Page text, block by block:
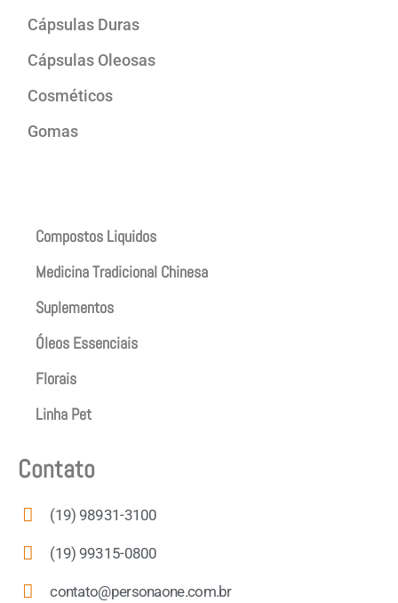
Cápsulas Duras
Cápsulas Oleosas
Cosméticos
Gomas
Compostos Liquidos
Medicina Tradicional Chinesa
Suplementos
Óleos Essenciais
Florais
Linha Pet
Contato
(19) 98931-3100
(19) 99315-0800
contato@personaone.com.br